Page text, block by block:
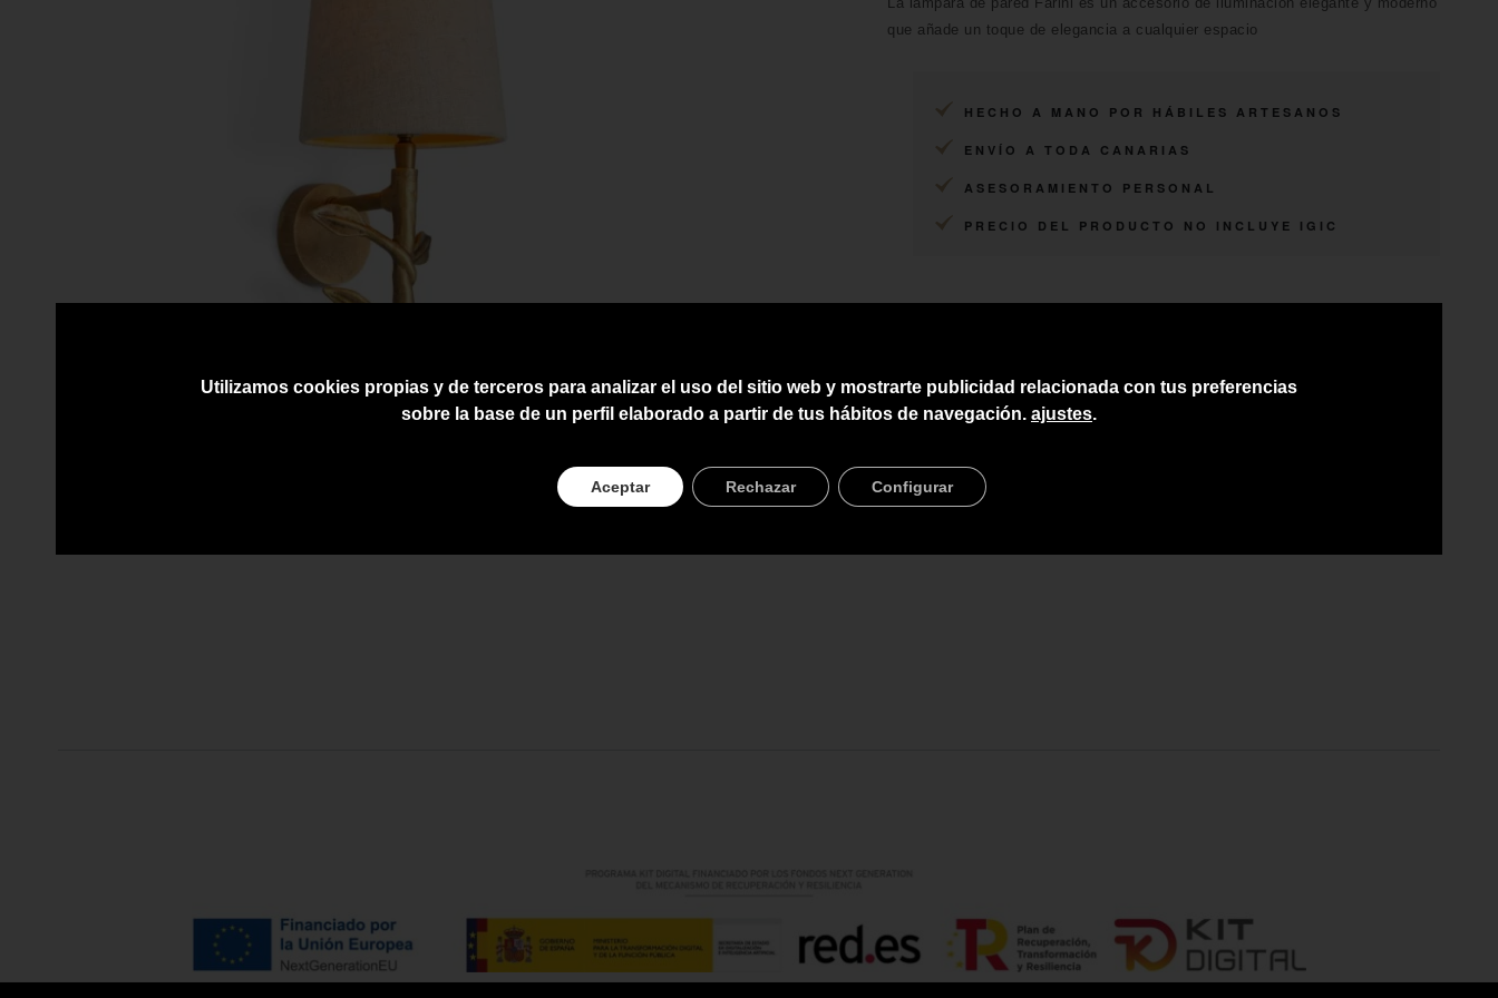
que añade un toque de elegancia a cualquier espacio
HECHO A MANO POR HÁBILES ARTESANOS
ENVÍO A TODA CANARIAS
ASESORAMIENTO PERSONAL
PRECIO DEL PRODUCTO NO INCLUYE IGIC
Utilizamos cookies propias y de terceros para analizar el uso del sitio web y mostrarte publicidad relacionada con tus preferencias
sobre la base de un perfil elaborado a partir de tus hábitos de navegación. ajustes.
Aceptar Rechazar Configurar